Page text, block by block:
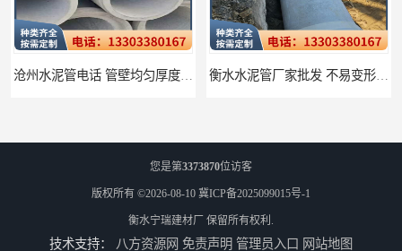
沧州水泥管电话 管壁均匀厚度一致 衡水水泥管厂家批发 不易变形结构稳定
您是第3373870位访客
版权所有 ©2026-08-10 冀ICP备2025099015号-1
衡水宁瑞建材厂 保留所有权利.
技术支持： 八方资源网 免责声明 管理员入口 网站地图